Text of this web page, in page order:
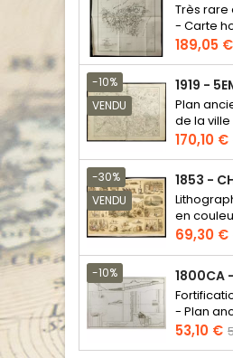
Très rare
- Carte
Prix
189,05 €
-10%
VENDU
Plan
de la
Odéon -
Prix
170,10 €
-30%
VENDU
en
Prix
69,30 €
-10%
- Plan
en taille
Prix
53,10 €